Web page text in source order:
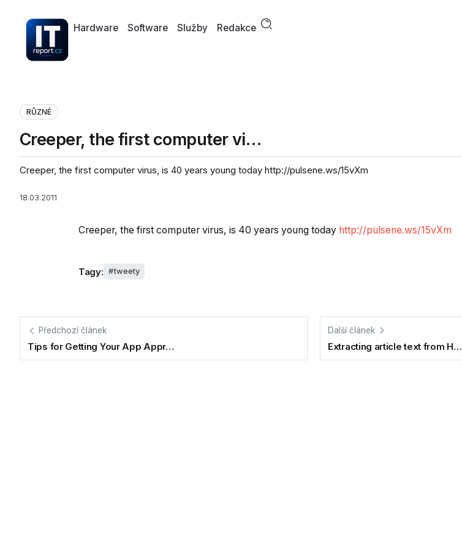
Hardware Software Služby Redakce
RŮZNÉ
Creeper, the first computer vi…
Creeper, the first computer virus, is 40 years young today http://pulsene.ws/15vXm
18.03.2011
Creeper, the first computer virus, is 40 years young today http://pulsene.ws/15vXm
Tagy: tweety
Předchozí článek
Tips for Getting Your App Appr…
Další článek
Extracting article text from H…